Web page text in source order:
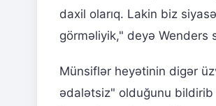
daxil olarıq. Lakin biz
görməliyik," deyə Wenders
Münsiflər heyətinin digər
ədalətsiz" olduğunu bildirib